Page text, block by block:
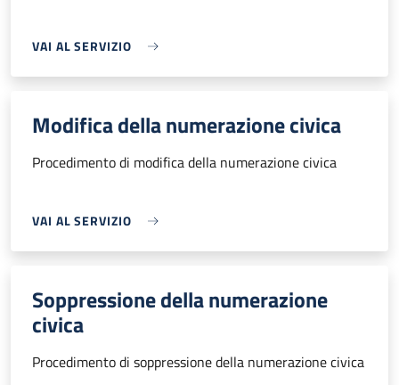
VAI AL SERVIZIO
Modifica della numerazione civica
Procedimento di modifica della numerazione civica
VAI AL SERVIZIO
Soppressione della numerazione
civica
Procedimento di soppressione della numerazione civica